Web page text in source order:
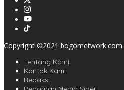
Copyright ©2021 bogornetwork.com
Tentang Kami
Kontak Kami
Redaksi